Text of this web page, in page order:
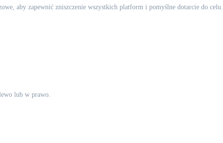
aby zapewnić zniszczenie wszystkich platform i pomyślne dotarcie do celu.
lub w prawo.